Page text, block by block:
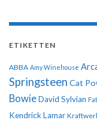
ETIKETTEN
ABBA Amy Winehouse
Springsteen Cat
BowieDavid Sylvian
Kendrick Lamar